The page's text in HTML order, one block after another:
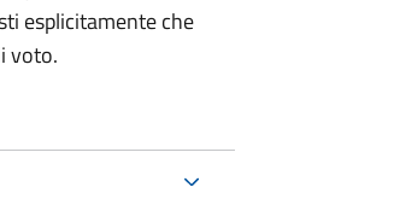
esplicitamente che
voto.